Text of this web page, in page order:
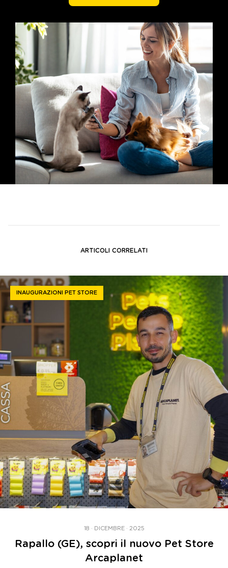
ARTICOLI CORRELATI
INAUGURAZIONI PET STORE
18 · DICEMBRE · 2025
Rapallo (GE), scopri il nuovo Pet Store
Arcaplanet